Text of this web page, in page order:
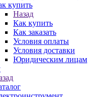
купить
Назад
Как купить
Как заказать
Условия оплаты
Условия доставки
Юридическим лицам